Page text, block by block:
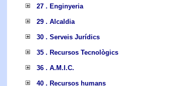
27 . Enginyeria
29 . Alcaldia
30 . Serveis Jurídics
35 . Recursos Tecnològics
36 . A.M.I.C.
40 . Recursos humans